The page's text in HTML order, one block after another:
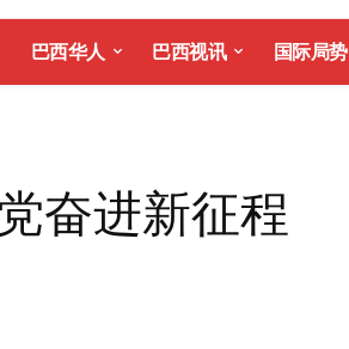
巴西华人 巴西视讯 国际局势
奋进新征程